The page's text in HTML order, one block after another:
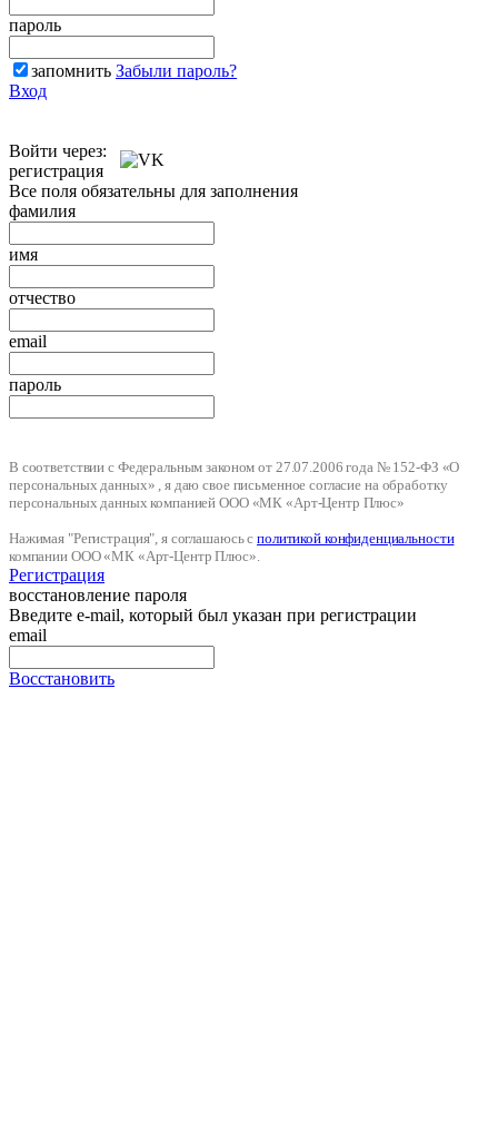
пароль
запомнить Забыли пароль?
Вход
Войти через:
регистрация
Все поля обязательны для заполнения
фамилия
имя
отчество
email
пароль
В соответствии с Федеральным законом от 27.07.2006 года № 152-ФЗ «О
персональных данных» , я даю свое письменное согласие на обработку
персональных данных компанией ООО «МК «Арт-Центр Плюс»
Нажимая "Регистрация", я соглашаюсь сполитикой конфиденциальности
компании ООО «МК «Арт-Центр Плюс».
Регистрация
восстановление пароля
Введите e-mail, который был указан при регистрации
email
Восстановить